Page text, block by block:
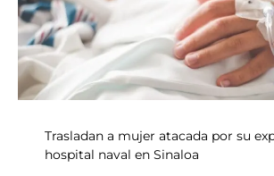
Trasladan a mujer atacada por su
hospital naval en Sinaloa